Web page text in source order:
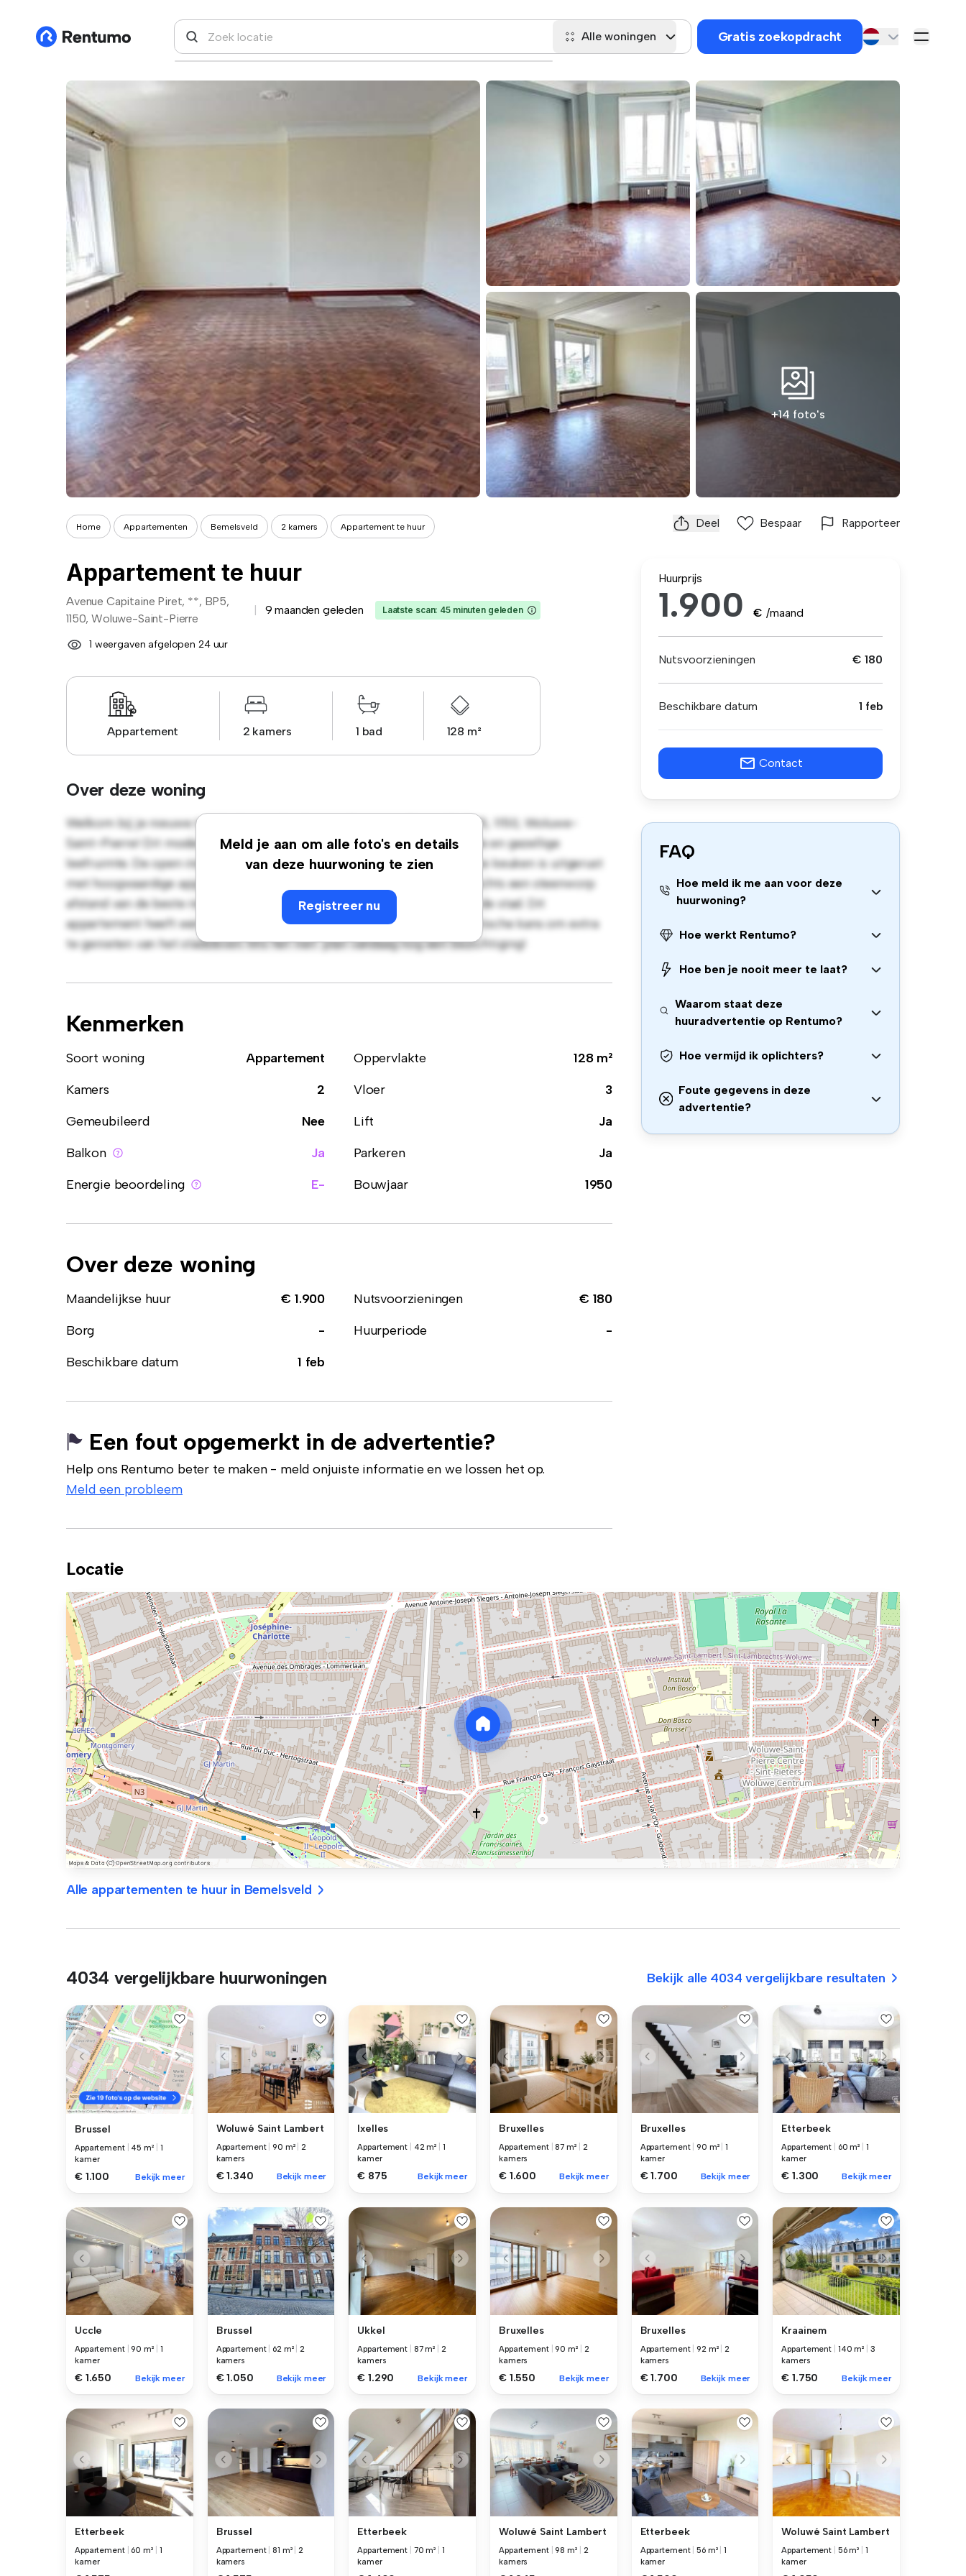
Alle woningen Gratis zoekopdracht
+14 foto's
Home Appartementen Bemelsveld 2 kamers Appartement te huur Deel Bespaar Rapporteer
Appartement te huur
Avenue Capitaine Piret, **, BP5,
1150, Woluwe-Saint-Pierre
9 maanden geleden Laatste scan: 45 minuten geleden
1 weergaven afgelopen 24 uur
Appartement 2 kamers 1 bad 128 m²
Over deze woning
Meld je aan om alle foto's en details
van deze huurwoning te zien
Registreer nu
Welkom bij je nieuwe toevluchtsoord in Avenue Capitaine Piret, 67, BP5, 1150, Woluwe-
Saint-Pierre! Dit moderne 2-slaapkamerappartement biedt een stijlvolle en gezellige
leefruimte. De open indeling is perfect voor entertainment en de strakke keuken is uitgerust
met hoogwaardige apparatuur. Dankzij de toplocatie bevind je je op slechts een steenworp
afstand van de beste restaurants, winkels en uitgaansgelegenheden van de stad. Dit
appartement heeft een betaalbare prijs van € 1.900 en biedt een fantastische kans om extra
te genieten van het stadsleven. Mis het niet: plan vandaag nog een bezichtiging!
Kenmerken
Soort woning Appartement Oppervlakte
128 m²
Kamers
2 Vloer
3
Gemeubileerd
Nee Lift
Ja
Balkon
Ja Parkeren
Ja
Energie beoordeling
E- Bouwjaar 1950
Over deze woning
Maandelijkse huur € 1.900 Nutsvoorzieningen
€ 180
Borg
- Huurperiode
-
Beschikbare datum
1 feb
Een fout opgemerkt in de advertentie?
Help ons Rentumo beter te maken - meld onjuiste informatie en we lossen het op.
Meld een probleem
Huurprijs
1.900 € /maand
Nutsvoorzieningen € 180
Beschikbare datum 1 feb
Contact
FAQ
Hoe meld ik me aan voor deze
huurwoning?
Hoe werkt Rentumo?
Hoe ben je nooit meer te laat?
Waarom staat deze
huuradvertentie op Rentumo?
Hoe vermijd ik oplichters?
Foute gegevens in deze
advertentie?
Locatie
Alle appartementen te huur in Bemelsveld
4034 vergelijkbare huurwoningen Bekijk alle 4034 vergelijkbare resultaten
Brussel
Appartement 45 m²
1
kamer
€ 1.100 Bekijk meer
Woluwé Saint Lambert
Appartement |90 m² |2
kamers
€ 1.340 Bekijk meer
Ixelles
Appartement 42 m²
1
kamer
€ 875 Bekijk meer
Bruxelles
Appartement |87 m²
2
kamers
€ 1.600 Bekijk meer
Bruxelles
Appartement |90 m² |1
kamer
€ 1.700 Bekijk meer
Etterbeek
Appartement 60 m²
1
kamer
€ 1.300 Bekijk meer
Uccle
Appartement |90 m²
1
kamer
€ 1.650 Bekijk meer
Brussel
Appartement 62 m² |2
kamers
€ 1.050 Bekijk meer
Ukkel
Appartement 87 m²
2
kamers
€ 1.290 Bekijk meer
Bruxelles
Appartement |90 m²
2
kamers
€ 1.550 Bekijk meer
Bruxelles
Appartement |92 m² |2
kamers
€ 1.700 Bekijk meer
Kraainem
Appartement 140 m²
3
kamers
€ 1.750 Bekijk meer
Etterbeek
Appartement 60 m²
1
kamer
Brussel
Appartement |81 m² |2
kamers
Etterbeek
Appartement 70 m²
1
kamer
Woluwé Saint Lambert
Appartement |98 m²
2
kamers
Etterbeek
Appartement |56 m² |1
kamer
Woluwé Saint Lambert
Appartement 56 m²
1
kamer